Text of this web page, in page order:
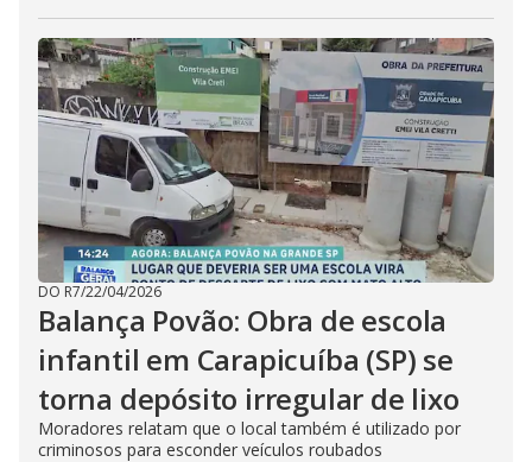
DO R7/22/04/2026
Balança Povão: Obra de escola
infantil em Carapicuíba (SP) se
torna depósito irregular de lixo
Moradores relatam que o local também é utilizado por
criminosos para esconder veículos roubados